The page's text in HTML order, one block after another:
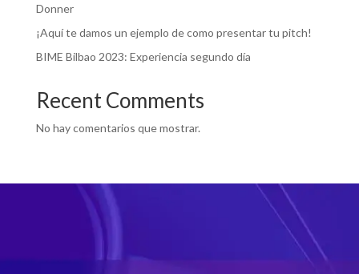
Donner
¡Aquí te damos un ejemplo de como presentar tu pitch!
BIME Bilbao 2023: Experiencia segundo día
Recent Comments
No hay comentarios que mostrar.